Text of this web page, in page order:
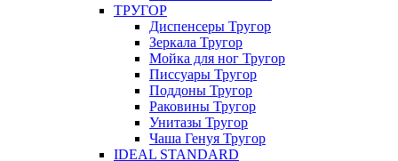
ТРУГОР
Диспенсеры Тругор
Зеркала Тругор
Мойка для ног Тругор
Писсуары Тругор
Поддоны Тругор
Раковины Тругор
Унитазы Тругор
Чаша Генуя Тругор
IDEAL STANDARD